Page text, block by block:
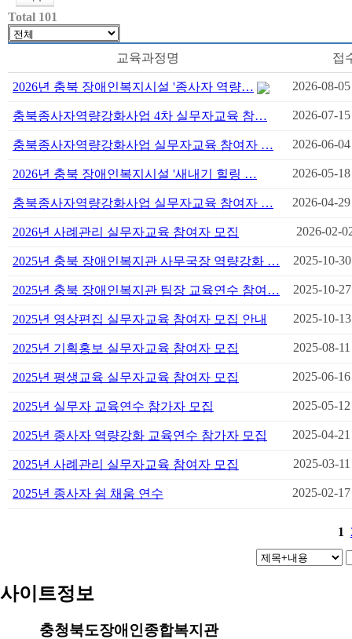
Total 101
교육과정명 접
2026년 충북 장애인복지시설 '종사자 역량… 2026-08-
충북종사자역량강화사업 4차 실무자교육 참… 2026-07-
충북종사자역량강화사업 실무자교육 참여자 … 2026-06-
2026년 충북 장애인복지시설 '새내기 힐링 … 2026-05-
충북종사자역량강화사업 실무자교육 참여자 … 2026-04-
2026년 사례관리 실무자교육 참여자 모집 2026-02-
2025년 충북 장애인복지관 사무국장 역량강화 … 2025-10-
2025년 충북 장애인복지관 팀장 교육연수 참여… 2025-10-
2025년 영상편집 실무자교육 참여자 모집 안내 2025-10-
2025년 기획홍보 실무자교육 참여자 모집 2025-08-
2025년 평생교육 실무자교육 참여자 모집 2025-06-
2025년 실무자 교육연수 참가자 모집 2025-05-
2025년 종사자 역량강화 교육연수 참가자 모집 2025-04-
2025년 사례관리 실무자교육 참여자 모집 2025-03-
2025년 종사자 쉼 채움 연수 2025-02-
1
사이트정보
충청북도장애인종합복지관